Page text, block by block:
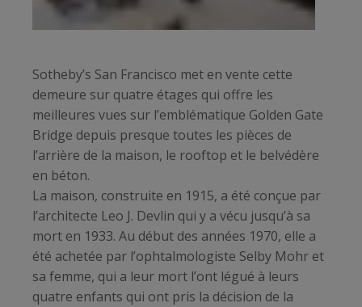
Sotheby’s San Francisco met en vente cette
demeure sur quatre étages qui offre les
meilleures vues sur l’emblématique Golden Gate
Bridge depuis presque toutes les pièces de
l’arrière de la maison, le rooftop et le belvédère
en béton.
La maison, construite en 1915, a été conçue par
l’architecte Leo J. Devlin qui y a vécu jusqu’à sa
mort en 1933. Au début des années 1970, elle a
été achetée par l’ophtalmologiste Selby Mohr et
sa femme, qui a leur mort l’ont légué à leurs
quatre enfants qui ont pris la décision de la